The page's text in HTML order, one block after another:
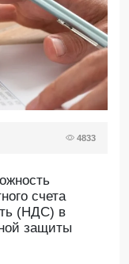
4833
счета
(НДС) в
защиты